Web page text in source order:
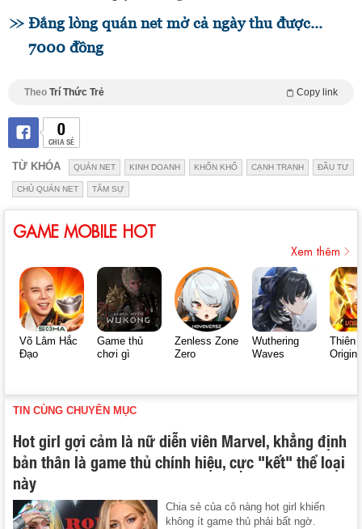
Đắng lòng quán net mở cả ngày thu được...
7000 đồng
Theo Trí Thức Trẻ Copy link
0
CHIA SẺ
TỪ KHÓA QUÁN NET KINH DOANH KHỐN KHỔ CẠNH TRANH ĐẦU TƯ
CHỦ QUÁN NET TÂM SỰ
GAME MOBILE HOT
Xem thêm
Võ Lâm Hắc
Đạo
Game thủ
chơi gì
Zenless Zone
Zero
Wuthering
Waves
Thiên
Origin
TIN CÙNG CHUYÊN MỤC
Hot girl gợi cảm là nữ diễn viên Marvel, khẳng định
bản thân là game thủ chính hiệu, cực "kết" thể loại
này
Chia sẻ của cô nàng hot girl khiến
không ít game thủ phải bất ngờ.